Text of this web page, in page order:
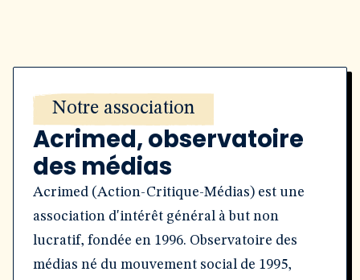
Notre association
Acrimed, observatoire
des médias
Acrimed (Action-Critique-Médias) est une
association d'intérêt général à but non
lucratif, fondée en 1996. Observatoire des
médias né du mouvement social de 1995,